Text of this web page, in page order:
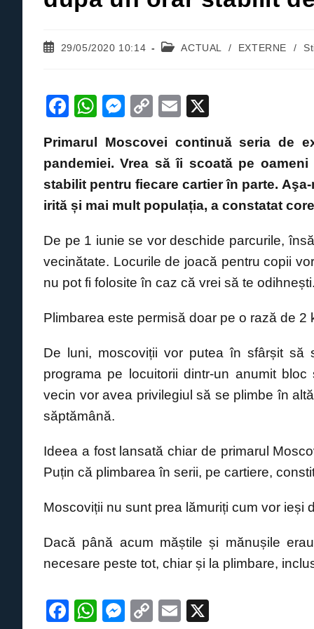
Post29/05/2020 10:14
PostACTUAL / EXTERNE /
F
c
e
b
o
o
k
W
at
s
A
p
p
M
ss
e
n
g
er
C
p
y
Li
n
k
E
ail
Primarul Moscovei continuă seria de
pandemiei. Vrea să îi scoată pe
stabilit pentru fiecare cartier în parte.
irită și mai mult populația, a constatat
De pe 1 iunie se vor deschide parcurile,
vecinătate. Locurile de joacă pentru copii
nu pot fi folosite în caz că vrei să te odihnești.
Plimbarea este permisă doar pe o rază de 2
De luni, moscoviții vor putea în sfârșit
programa pe locuitorii dintr-un anumit
vecin vor avea privilegiul să se plimbe în
săptămână.
Ideea a fost lansată chiar de primarul
Puțin că plimbarea în serii, pe cartiere,
Moscoviții nu sunt prea lămuriți cum vor ieși
Dacă până acum măștile și mănușile
necesare peste tot, chiar și la plimbare,
F
W
M
C
E